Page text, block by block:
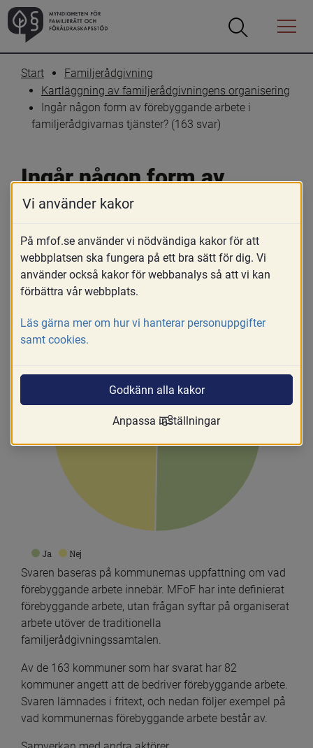
Öppna
Öppna
Menyn
Start
Familjerådgivning
Kartläggning av familjerådgivningens organisering
Ingår någon form av förebyggande arbete i
familjerådgivarnas tjänster? (163 svar)
Ingår någon form av
förebyggande arbete i
familjerådgivarnas
tjänster? (163 svar)
Skriv ut
Ja Nej
Svaren baseras på kommunernas uppfattning om vad
förebyggande arbete innebär. MFoF har inte definierat
förebyggande arbete, utan frågan syftar på organiserat
arbete utöver de traditionella
familjerådgivningssamtalen.
Av de 163 kommuner som har svarat har 82
kommuner angett att de bedriver förebyggande arbete.
Svaren lämnades i fritext, och nedan följer exempel på
vad kommunernas förebyggande arbete består av.
Vi använder kakor
På mfof.se använder vi nödvändiga kakor för att
webbplatsen ska fungera på ett bra sätt för dig. Vi
använder också kakor för webbanalys så att vi kan
förbättra vår webbplats.
Läs gärna mer om hur vi hanterar personuppgifter
samt cookies.
Godkänn alla kakor
Anpassa inställningar